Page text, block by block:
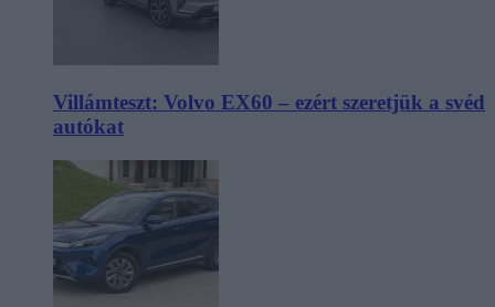
Villámteszt: Volvo EX60 – ezért szeretjük a svéd
autókat